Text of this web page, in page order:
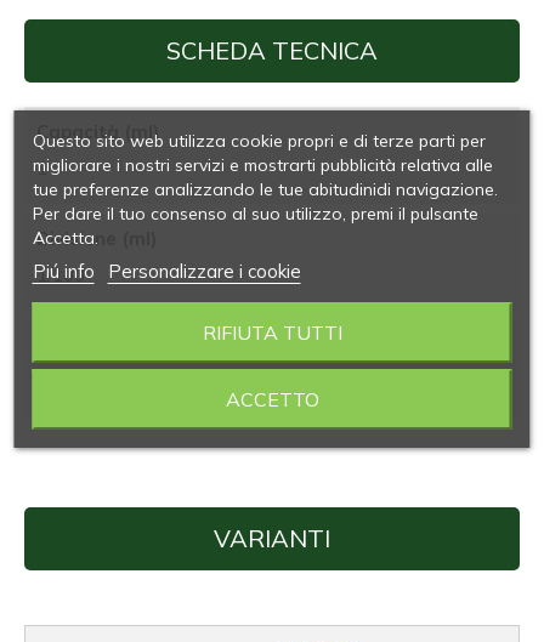
SCHEDA TECNICA
Capacità (ml)
1
Divisione (ml)
1/100
VARIANTI
Questo sito web utilizza cookie propri e di terze parti per
migliorare i nostri servizi e mostrarti pubblicità relativa alle
tue preferenze analizzando le tue abitudinidi navigazione.
Per dare il tuo consenso al suo utilizzo, premi il pulsante
Accetta.
Piú info Personalizzare i cookie
RIFIUTA TUTTI
ACCETTO